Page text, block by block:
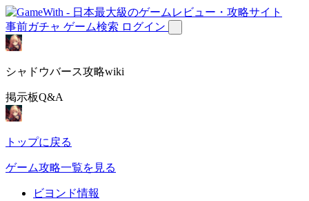
事前ガチャ ゲーム検索 ログイン
シャドウバース攻略wiki
掲示板Q&A
トップに戻る
ゲーム攻略一覧を見る
ビヨンド情報